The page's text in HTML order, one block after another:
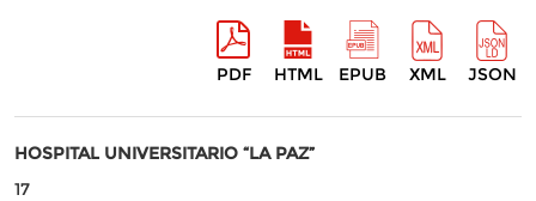
PDF HTML EPUB XML JSON
HOSPITAL UNIVERSITARIO “LA PAZ”
17